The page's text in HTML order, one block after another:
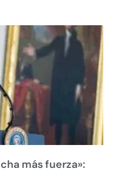
más fuerza»: